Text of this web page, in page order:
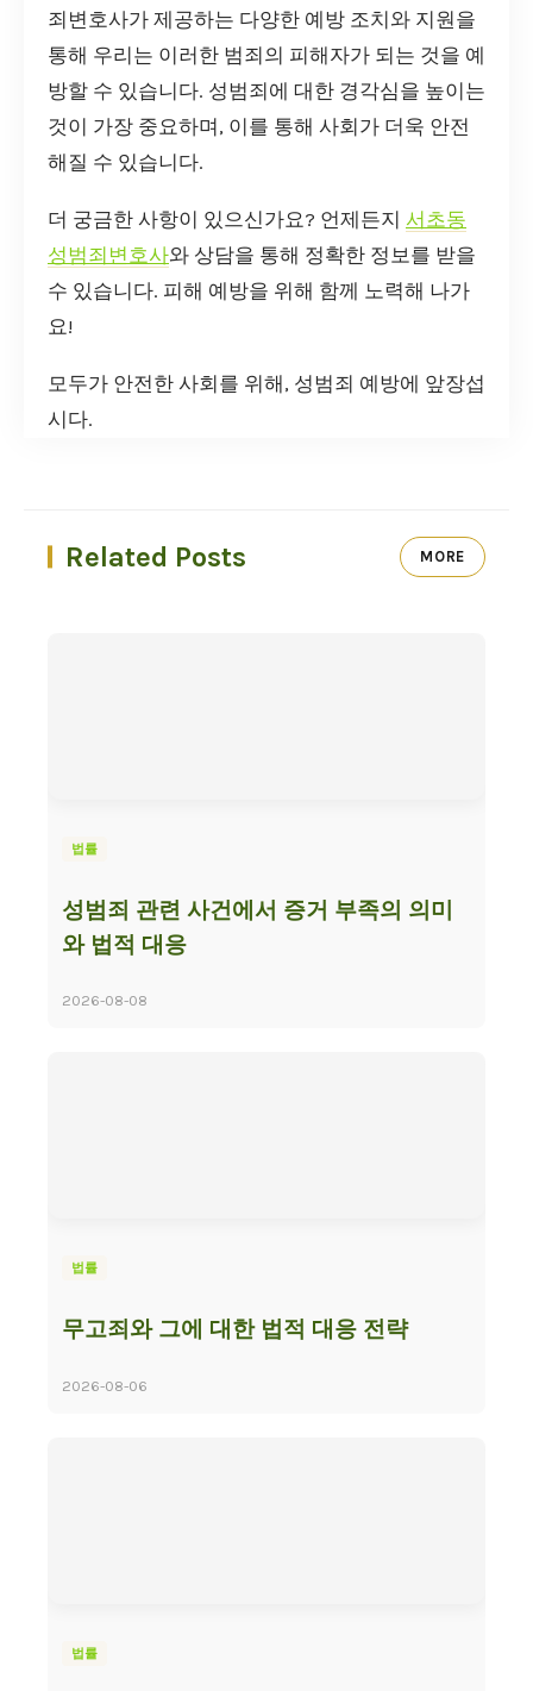
죄변호사가 제공하는 다양한 예방 조치와 지원을
통해 우리는 이러한 범죄의 피해자가 되는 것을 예
방할 수 있습니다. 성범죄에 대한 경각심을 높이는
것이 가장 중요하며, 이를 통해 사회가 더욱 안전
해질 수 있습니다.
더 궁금한 사항이 있으신가요? 언제든지 서초동
성범죄변호사와 상담을 통해 정확한 정보를 받을
수 있습니다. 피해 예방을 위해 함께 노력해 나가
요!
모두가 안전한 사회를 위해, 성범죄 예방에 앞장섭
시다.
Related Posts MORE
법률
성범죄 관련 사건에서 증거 부족의 의미
와 법적 대응
2026-08-08
법률
무고죄와 그에 대한 법적 대응 전략
2026-08-06
법률